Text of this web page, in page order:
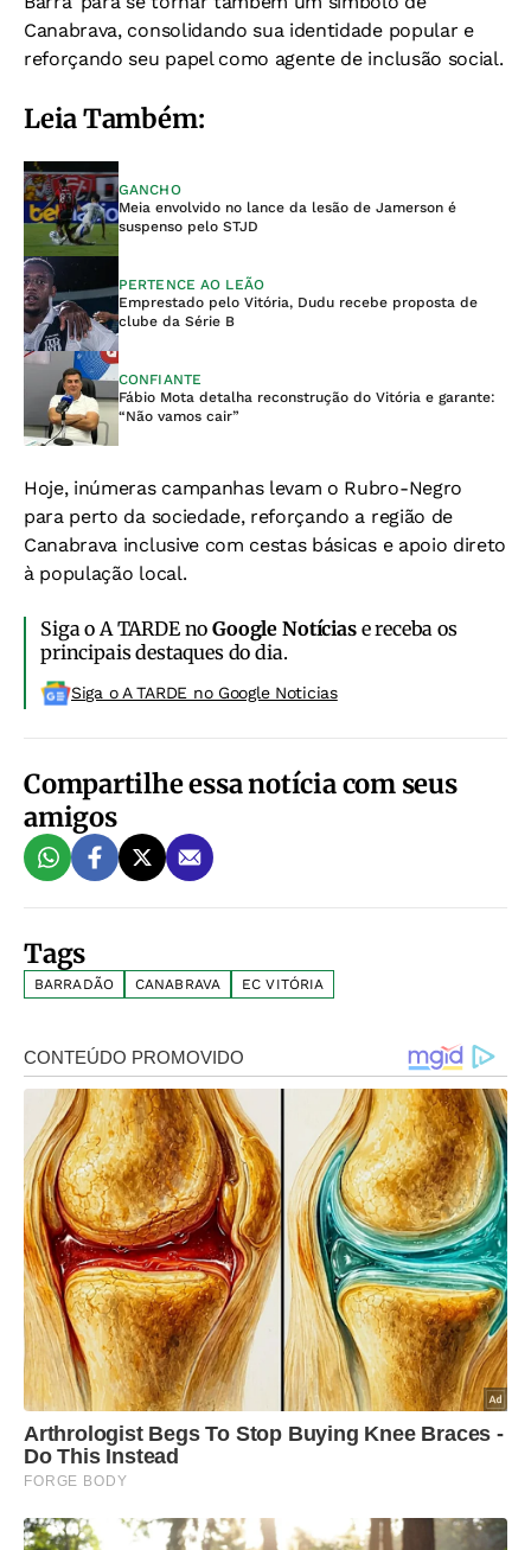
Canabrava, consolidando sua identidade popular e
reforçando seu papel como agente de inclusão social.
Leia Também:
GANCHO
Meia envolvido no lance da lesão de Jamerson é
suspenso pelo STJD
PERTENCE AO LEÃO
Emprestado pelo Vitória, Dudu recebe proposta de
clube da Série B
CONFIANTE
Fábio Mota detalha reconstrução do Vitória e garante:
“Não vamos cair”
Hoje, inúmeras campanhas levam o Rubro-Negro
para perto da sociedade, reforçando a região de
Canabrava inclusive com cestas básicas e apoio direto
à população local.
Siga o A TARDE noGoogle Notíciase receba os
principais destaques do dia.
Siga o A TARDE no Google Noticias
Compartilhe essa notícia com seus
amigos
Tags
BARRADÃO CANABRAVA EC VITÓRIA